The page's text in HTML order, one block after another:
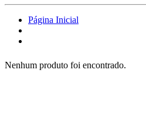
Página Inicial
Nenhum produto foi encontrado.